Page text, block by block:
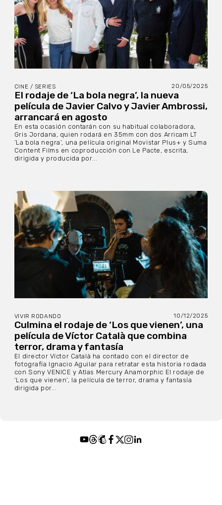
CINE / SERIES 20/05/2025
El rodaje de ‘La bola negra’, la nueva
película de Javier Calvo y Javier Ambrossi,
arrancará en agosto
En esta ocasión contarán con su habitual colaboradora,
Gris Jordana, quien rodará en 35mm con dos Arricam LT
‘La bola negra’, una película original Movistar Plus+ y Suma
Content Films en coproducción con Le Pacte, escrita,
dirigida y producida por...
VIVIR RODANDO 10/12/2025
Culmina el rodaje de ‘Los que vienen’, una
película de Víctor Català que combina
terror, drama y fantasía
El director Víctor Català ha contado con el director de
fotografía Ignacio Aguilar para retratar esta historia rodada
con Sony VENICE y Atlas Mercury Anamorphic El rodaje de
‘Los que vienen’, la película de terror, drama y fantasía
dirigida por...